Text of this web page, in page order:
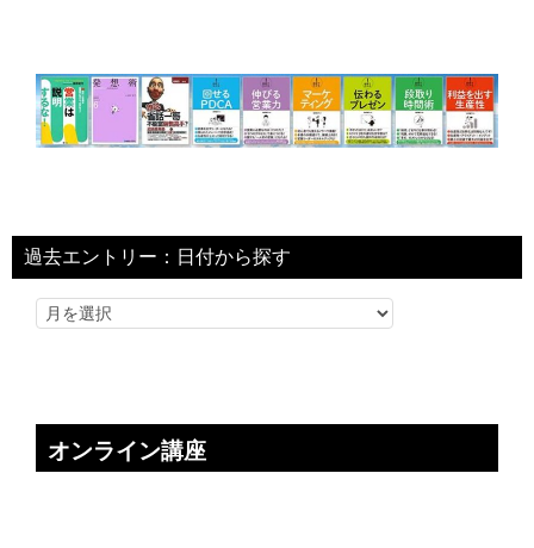
過去エントリー：日付から探す
オンライン講座